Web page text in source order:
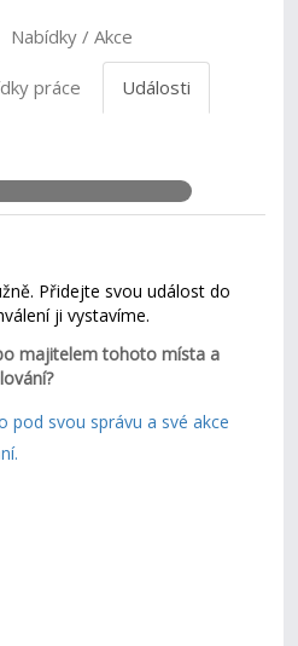
Nabídky / Akce
práce Události
Přidejte svou událost do
ji vystavíme.
majitelem tohoto místa a
svou správu a své akce